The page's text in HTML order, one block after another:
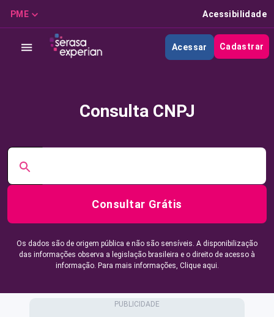
PME Acessibilidade
Acessar Cadastrar
Consulta CNPJ
Consultar Grátis
Os dados são de origem pública e não são sensíveis. A disponibilização
das informações observa a legislação brasileira e o direito de acesso à
informação. Para mais informações, Clique aqui.